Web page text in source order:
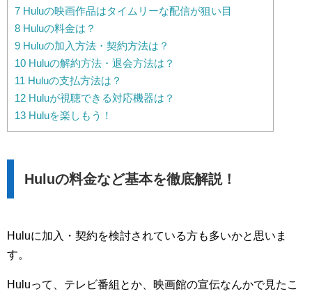
7 Huluの映画作品はタイムリーな配信が狙い目
8 Huluの料金は？
9 Huluの加入方法・契約方法は？
10 Huluの解約方法・退会方法は？
11 Huluの支払方法は？
12 Huluが視聴できる対応機器は？
13 Huluを楽しもう！
Huluの料金など基本を徹底解説！
Huluに加入・契約を検討されている方も多いかと思いま
す。
Huluって、テレビ番組とか、映画館の宣伝なんかで見たこ